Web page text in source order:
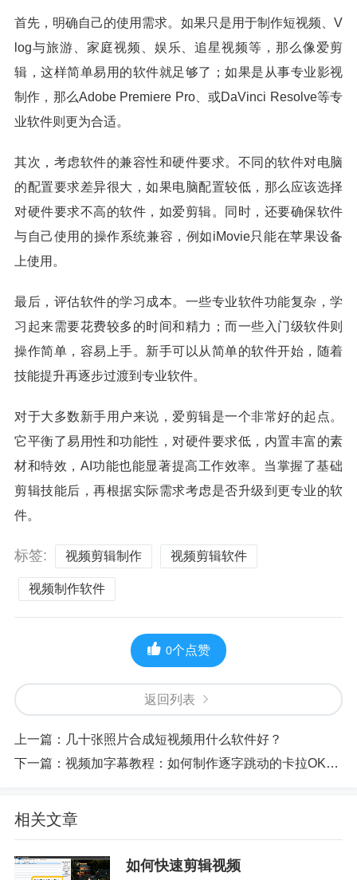
首先，明确自己的使用需求。如果只是用于制作短视频、V
log与旅游、家庭视频、娱乐、追星视频等，那么像爱剪
辑，这样简单易用的软件就足够了；如果是从事专业影视
制作，那么Adobe Premiere Pro、或DaVinci Resolve等专
业软件则更为合适。
其次，考虑软件的兼容性和硬件要求。不同的软件对电脑
的配置要求差异很大，如果电脑配置较低，那么应该选择
对硬件要求不高的软件，如爱剪辑。同时，还要确保软件
与自己使用的操作系统兼容，例如iMovie只能在苹果设备
上使用。
最后，评估软件的学习成本。一些专业软件功能复杂，学
习起来需要花费较多的时间和精力；而一些入门级软件则
操作简单，容易上手。新手可以从简单的软件开始，随着
技能提升再逐步过渡到专业软件。
对于大多数新手用户来说，爱剪辑是一个非常好的起点。
它平衡了易用性和功能性，对硬件要求低，内置丰富的素
材和特效，AI功能也能显著提高工作效率。当掌握了基础
剪辑技能后，再根据实际需求考虑是否升级到更专业的软
件。
标签: 视频剪辑制作 视频剪辑软件
视频制作软件
0个点赞
返回列表
上一篇： 几十张照片合成短视频用什么软件好？
下一篇： 视频加字幕教程：如何制作逐字跳动的卡拉OK字幕
相关文章
如何快速剪辑视频